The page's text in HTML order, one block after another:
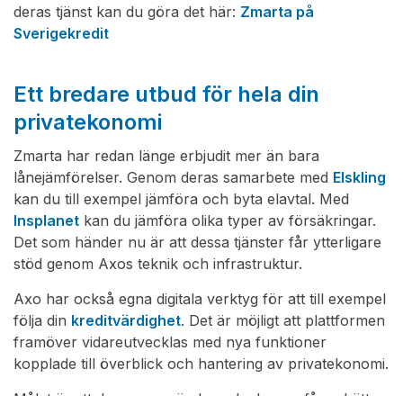
deras tjänst kan du göra det här: Zmarta på
Sverigekredit
Ett bredare utbud för hela din
privatekonomi
Zmarta har redan länge erbjudit mer än bara
lånejämförelser. Genom deras samarbete med Elskling
kan du till exempel jämföra och byta elavtal. Med
Insplanet kan du jämföra olika typer av försäkringar.
Det som händer nu är att dessa tjänster får ytterligare
stöd genom Axos teknik och infrastruktur.
Axo har också egna digitala verktyg för att till exempel
följa din kreditvärdighet. Det är möjligt att plattformen
framöver vidareutvecklas med nya funktioner
kopplade till överblick och hantering av privatekonomi.